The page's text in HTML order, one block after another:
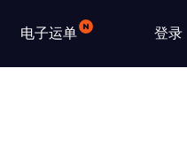
电子运单 登录